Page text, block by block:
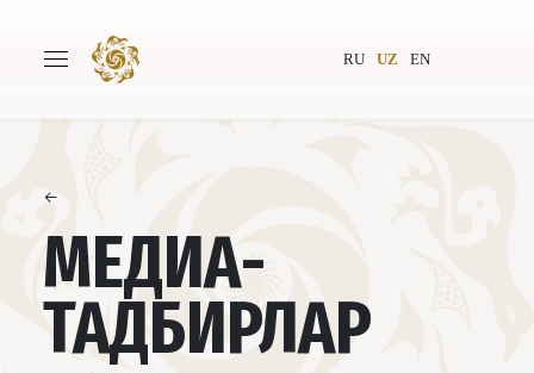
RU UZ EN
Муаллифлар
Нашриёт Янгиликлар
←
МЕДИА-
ТАДБИРЛАР